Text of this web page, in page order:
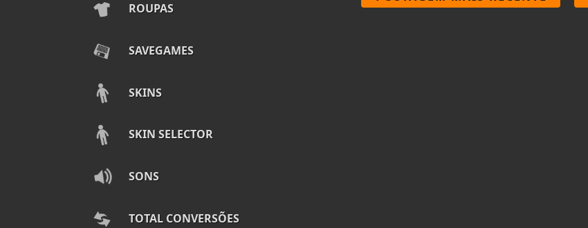
ROUPAS
SAVEGAMES
SKINS
SKIN SELECTOR
SONS
TOTAL CONVERSÕES